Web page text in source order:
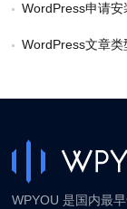
WordPress申请
WordPress文章
WPYOU 是国内最